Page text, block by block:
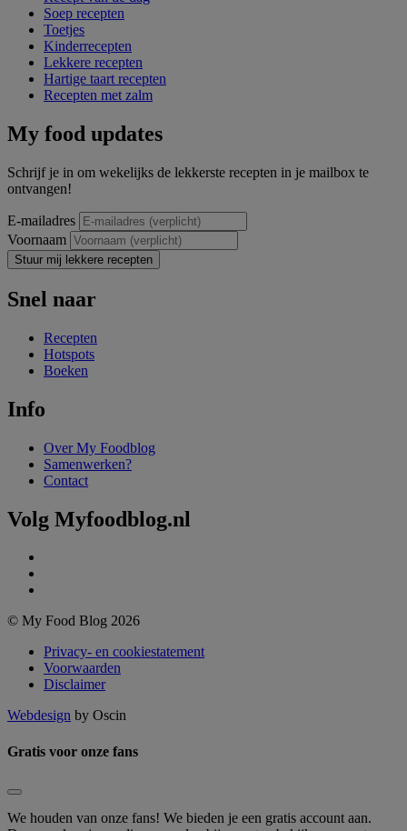
Soep recepten
Toetjes
Kinderrecepten
Lekkere recepten
Hartige taart recepten
Recepten met zalm
My food updates
Schrijf je in om wekelijks de lekkerste recepten in je mailbox te
ontvangen!
E-mailadres
Voornaam
Stuur mij lekkere recepten
Snel naar
Recepten
Hotspots
Boeken
Info
Over My Foodblog
Samenwerken?
Contact
Volg Myfoodblog.nl
© My Food Blog 2026
Privacy- en cookiestatement
Voorwaarden
Disclaimer
Webdesign by Oscin
Gratis voor onze fans
We houden van onze fans! We bieden je een gratis account aan.